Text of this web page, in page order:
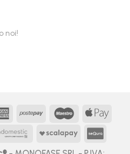
noi!
AmericanPostepay Maestro
FindomesticScalapay